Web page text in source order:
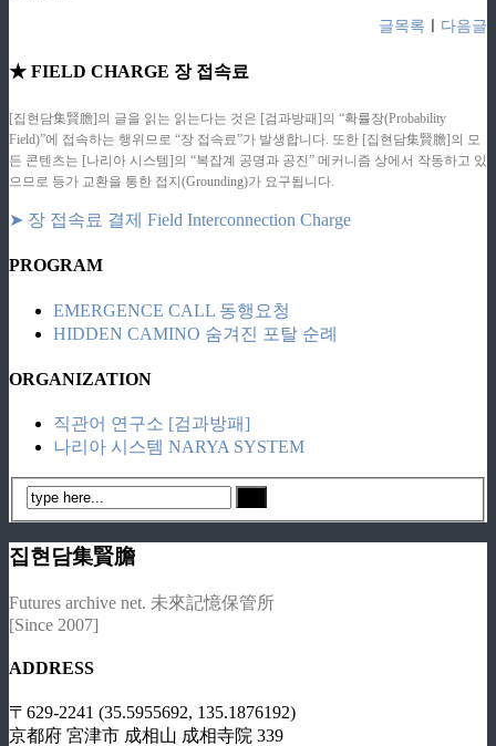
글목록 다음글
★ FIELD CHARGE 장 접속료
[집현담集賢膽]의 글을 읽는 읽는다는 것은 [검과방패]의 “확률장(Probability
Field)”에 접속하는 행위므로 “장 접속료”가 발생합니다. 또한 [집현담集賢膽]의 모
든 콘텐츠는 [나리아 시스템]의 “복잡계 공명과 공진” 메커니즘 상에서 작동하고 있
으므로 등가 교환을 통한 접지(Grounding)가 요구됩니다.
➤ 장 접속료 결제 Field Interconnection Charge
PROGRAM
EMERGENCE CALL 동행요청
HIDDEN CAMINO 숨겨진 포탈 순례
ORGANIZATION
직관어 연구소 [검과방패]
나리아 시스템 NARYA SYSTEM
집현담集賢膽
Futures archive net. 未來記憶保管所
[Since 2007]
ADDRESS
〒629-2241 (35.5955692, 135.1876192)
京都府 宮津市 成相山 成相寺院 339